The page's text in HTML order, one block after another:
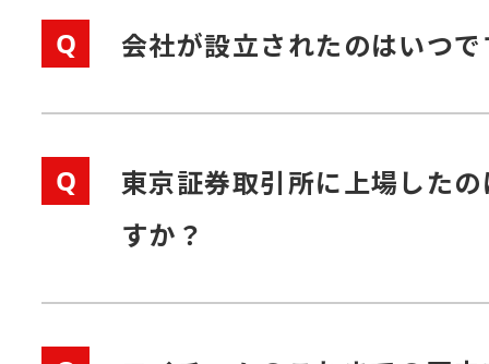
Q 会社が設立されたのはいつ
Q
東京証券取引所に上場した
すか？